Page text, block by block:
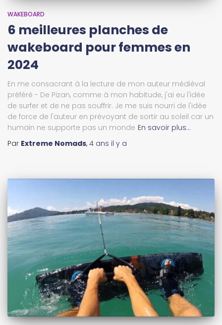
WAKEBOARD
6 meilleures planches de
wakeboard pour femmes en
2024
En me consacrant à la lecture de mon auteur médiéval
préféré - De Pizan, comme à mon habitude, j'ai eu l'idée
de surfer et de ne pas souffrir. Je me suis nourri de l'idée
de force de l'auteur en prévoyant de sortir au soleil car un
humain ne supporte pas un monde En savoir plus…
Par Extreme Nomads, 4 ans il y a